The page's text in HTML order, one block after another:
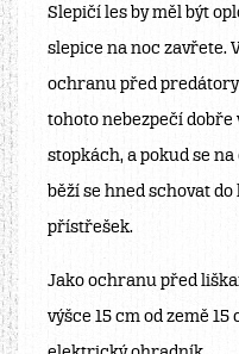
Slepičí les by měl být
slepice na noc zavřete.
ochranu před predátory
tohoto nebezpečí dobře
stopkách, a pokud se
běží se hned schovat
přístřešek.
Jako ochranu před
výšce 15 cm od země